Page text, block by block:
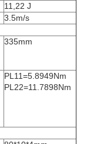
11,22 J
3.5m/s
335mm
PL11=5.8949Nm
PL22=11.7898Nm